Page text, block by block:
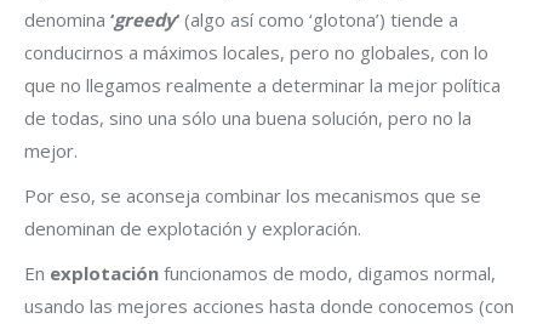
denomina ‘greedy‘ (algo así como ‘glotona’) tiende a
conducirnos a máximos locales, pero no globales, con lo
que no llegamos realmente a determinar la mejor política
de todas, sino una sólo una buena solución, pero no la
mejor.
Por eso, se aconseja combinar los mecanismos que se
denominan de explotación y exploración.
En explotación funcionamos de modo, digamos normal,
usando las mejores acciones hasta donde conocemos (con